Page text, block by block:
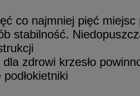
co najmniej pięć
stabilność.
zdrowi krzesło